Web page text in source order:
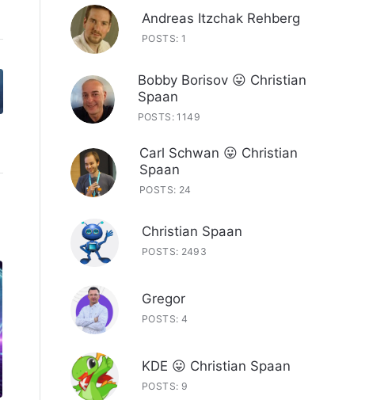
Andreas Itzchak Rehberg
POSTS: 1
Bobby Borisov 😛 Christian
Spaan
POSTS: 1149
Carl Schwan 😛 Christian
Spaan
POSTS: 24
Christian Spaan
POSTS: 2493
Gregor
POSTS: 4
KDE 😛 Christian Spaan
POSTS: 9